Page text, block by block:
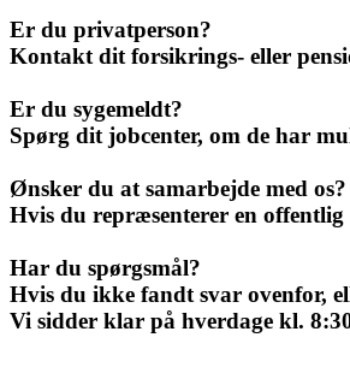
Er du privatperson?
Kontakt dit forsikrings- eller
Er du sygemeldt?
Spørg dit jobcenter, om de har
Ønsker du at samarbejde med os?
Hvis du repræsenterer en
Har du spørgsmål?
Hvis du ikke fandt svar ovenfor,
Vi sidder klar på hverdage kl.